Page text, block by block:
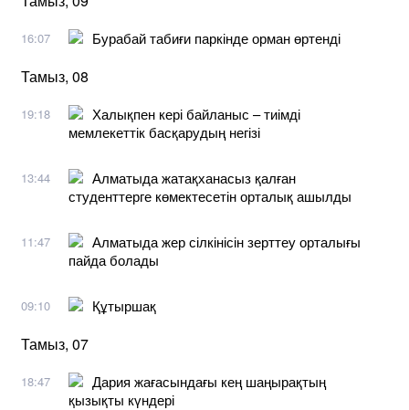
16:07 Бурабай табиғи паркінде орман өртенді
Тамыз, 08
19:18
Халықпен кері байланыс – тиімді
мемлекеттік басқарудың негізі
13:44
Алматыда жатақханасыз қалған
студенттерге көмектесетін орталық ашылды
11:47
Алматыда жер сілкінісін зерттеу орталығы
пайда болады
09:10 Құтыршақ
Тамыз, 07
18:47
Дария жағасындағы кең шаңырақтың
қызықты күндері